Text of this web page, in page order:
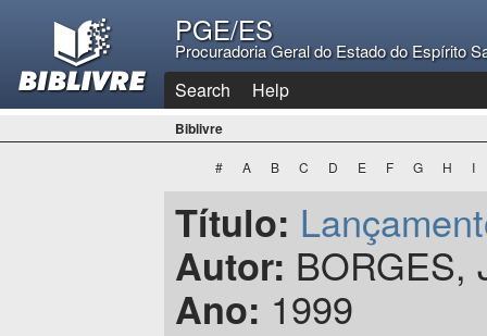
PGE/ES
Procuradoria Geral do Estado do Espírito
Search Help
Biblivre
# A B C D E F G H I
Título:
Autor: BORGES,
Ano: 1999